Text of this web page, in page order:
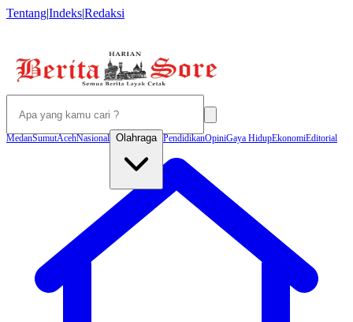
Tentang|Indeks|Redaksi
MedanSumutAcehNasional Olahraga PendidikanOpiniGaya HidupEkonomiEditorial